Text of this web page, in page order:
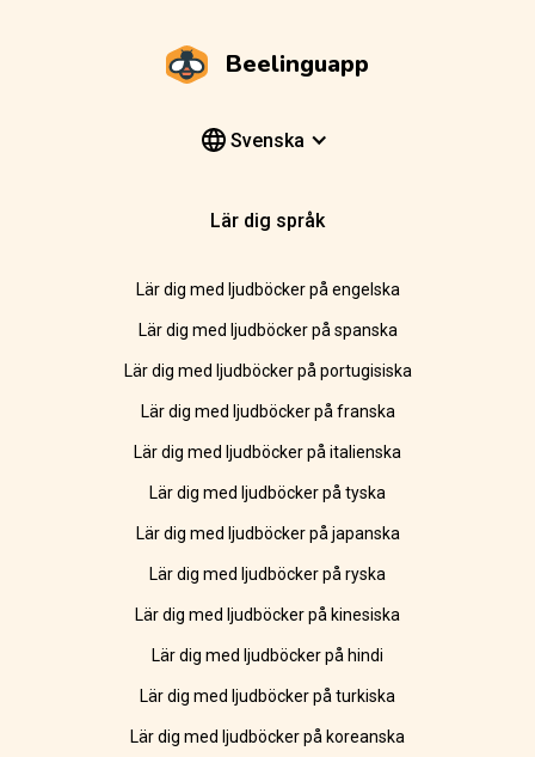
Beelinguapp
Svenska
Lär dig språk
Lär dig med ljudböcker på engelska
Lär dig med ljudböcker på spanska
Lär dig med ljudböcker på portugisiska
Lär dig med ljudböcker på franska
Lär dig med ljudböcker på italienska
Lär dig med ljudböcker på tyska
Lär dig med ljudböcker på japanska
Lär dig med ljudböcker på ryska
Lär dig med ljudböcker på kinesiska
Lär dig med ljudböcker på hindi
Lär dig med ljudböcker på turkiska
Lär dig med ljudböcker på koreanska